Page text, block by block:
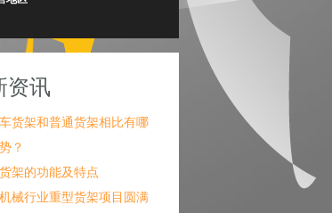
资讯
货架和普通货架相比有哪
？
架的功能及特点
械行业重型货架项目圆满